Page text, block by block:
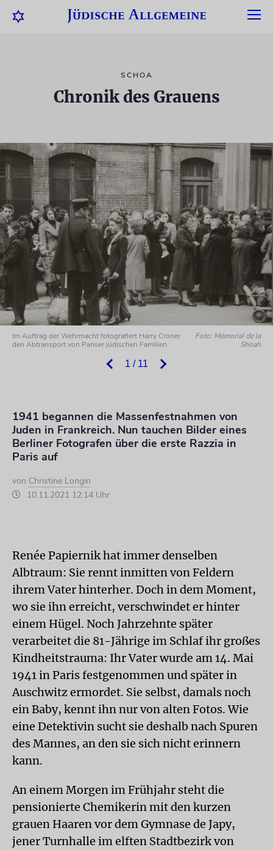
SCHOA
Chronik des Grauens
1 / 11
Im Auftrag der Wehrmacht fotografiert Harry Croner
den Abtransport von Pariser jüdischen Familien.
Foto: Mémorial de la
Shoah
1941 begannen die Massenfestnahmen von
Juden in Frankreich. Nun tauchen Bilder eines
Berliner Fotografen über die erste Razzia in
Paris auf
von Christine Longin
10.11.2021 12:14 Uhr
Renée Papiernik hat immer denselben
Albtraum: Sie rennt inmitten von Feldern
ihrem Vater hinterher. Doch in dem Moment,
wo sie ihn erreicht, verschwindet er hinter
einem Hügel. Noch Jahrzehnte später
verarbeitet die 81-Jährige im Schlaf ihr großes
Kindheitstrauma: Ihr Vater wurde am 14. Mai
1941 in Paris festgenommen und später in
Auschwitz ermordet. Sie selbst, damals noch
ein Baby, kennt ihn nur von alten Fotos. Wie
eine Detektivin sucht sie deshalb nach Spuren
des Mannes, an den sie sich nicht erinnern
kann.
An einem Morgen im Frühjahr steht die
pensionierte Chemikerin mit den kurzen
grauen Haaren vor dem Gymnase de Japy,
jener Turnhalle im elften Stadtbezirk von